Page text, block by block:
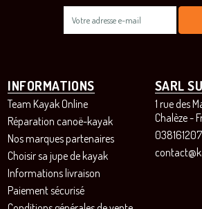
INFORMATIONS
Team Kayak Online
Réparation canoë-kayak
Nos marques partenaires
Choisir sa jupe de kayak
Informations livraison
Paiement sécurisé
SARL
1 rue des
Chalèze -